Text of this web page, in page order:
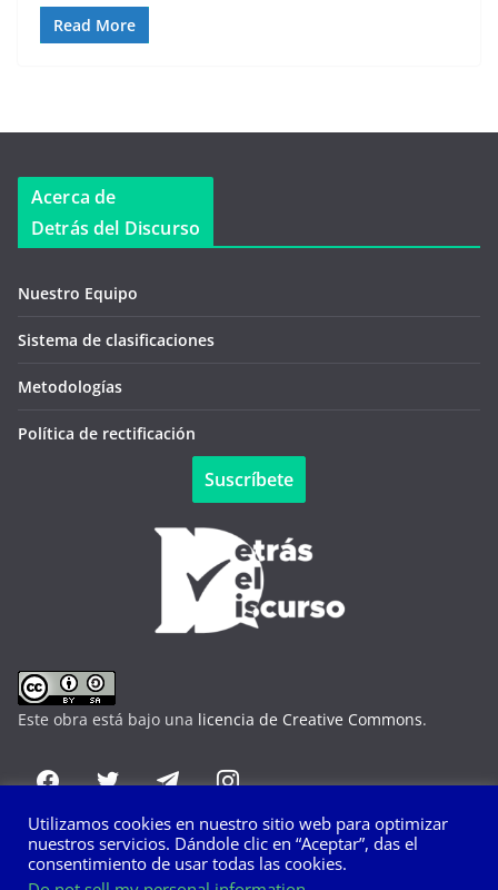
Read More
Acerca de
Detrás del Discurso
Nuestro Equipo
Sistema de clasificaciones
Metodologías
Política de rectificación
Suscríbete
Este obra está bajo una licencia de Creative Commons.
Utilizamos cookies en nuestro sitio web para optimizar
nuestros servicios. Dándole clic en “Aceptar”, das el
consentimiento de usar todas las cookies.